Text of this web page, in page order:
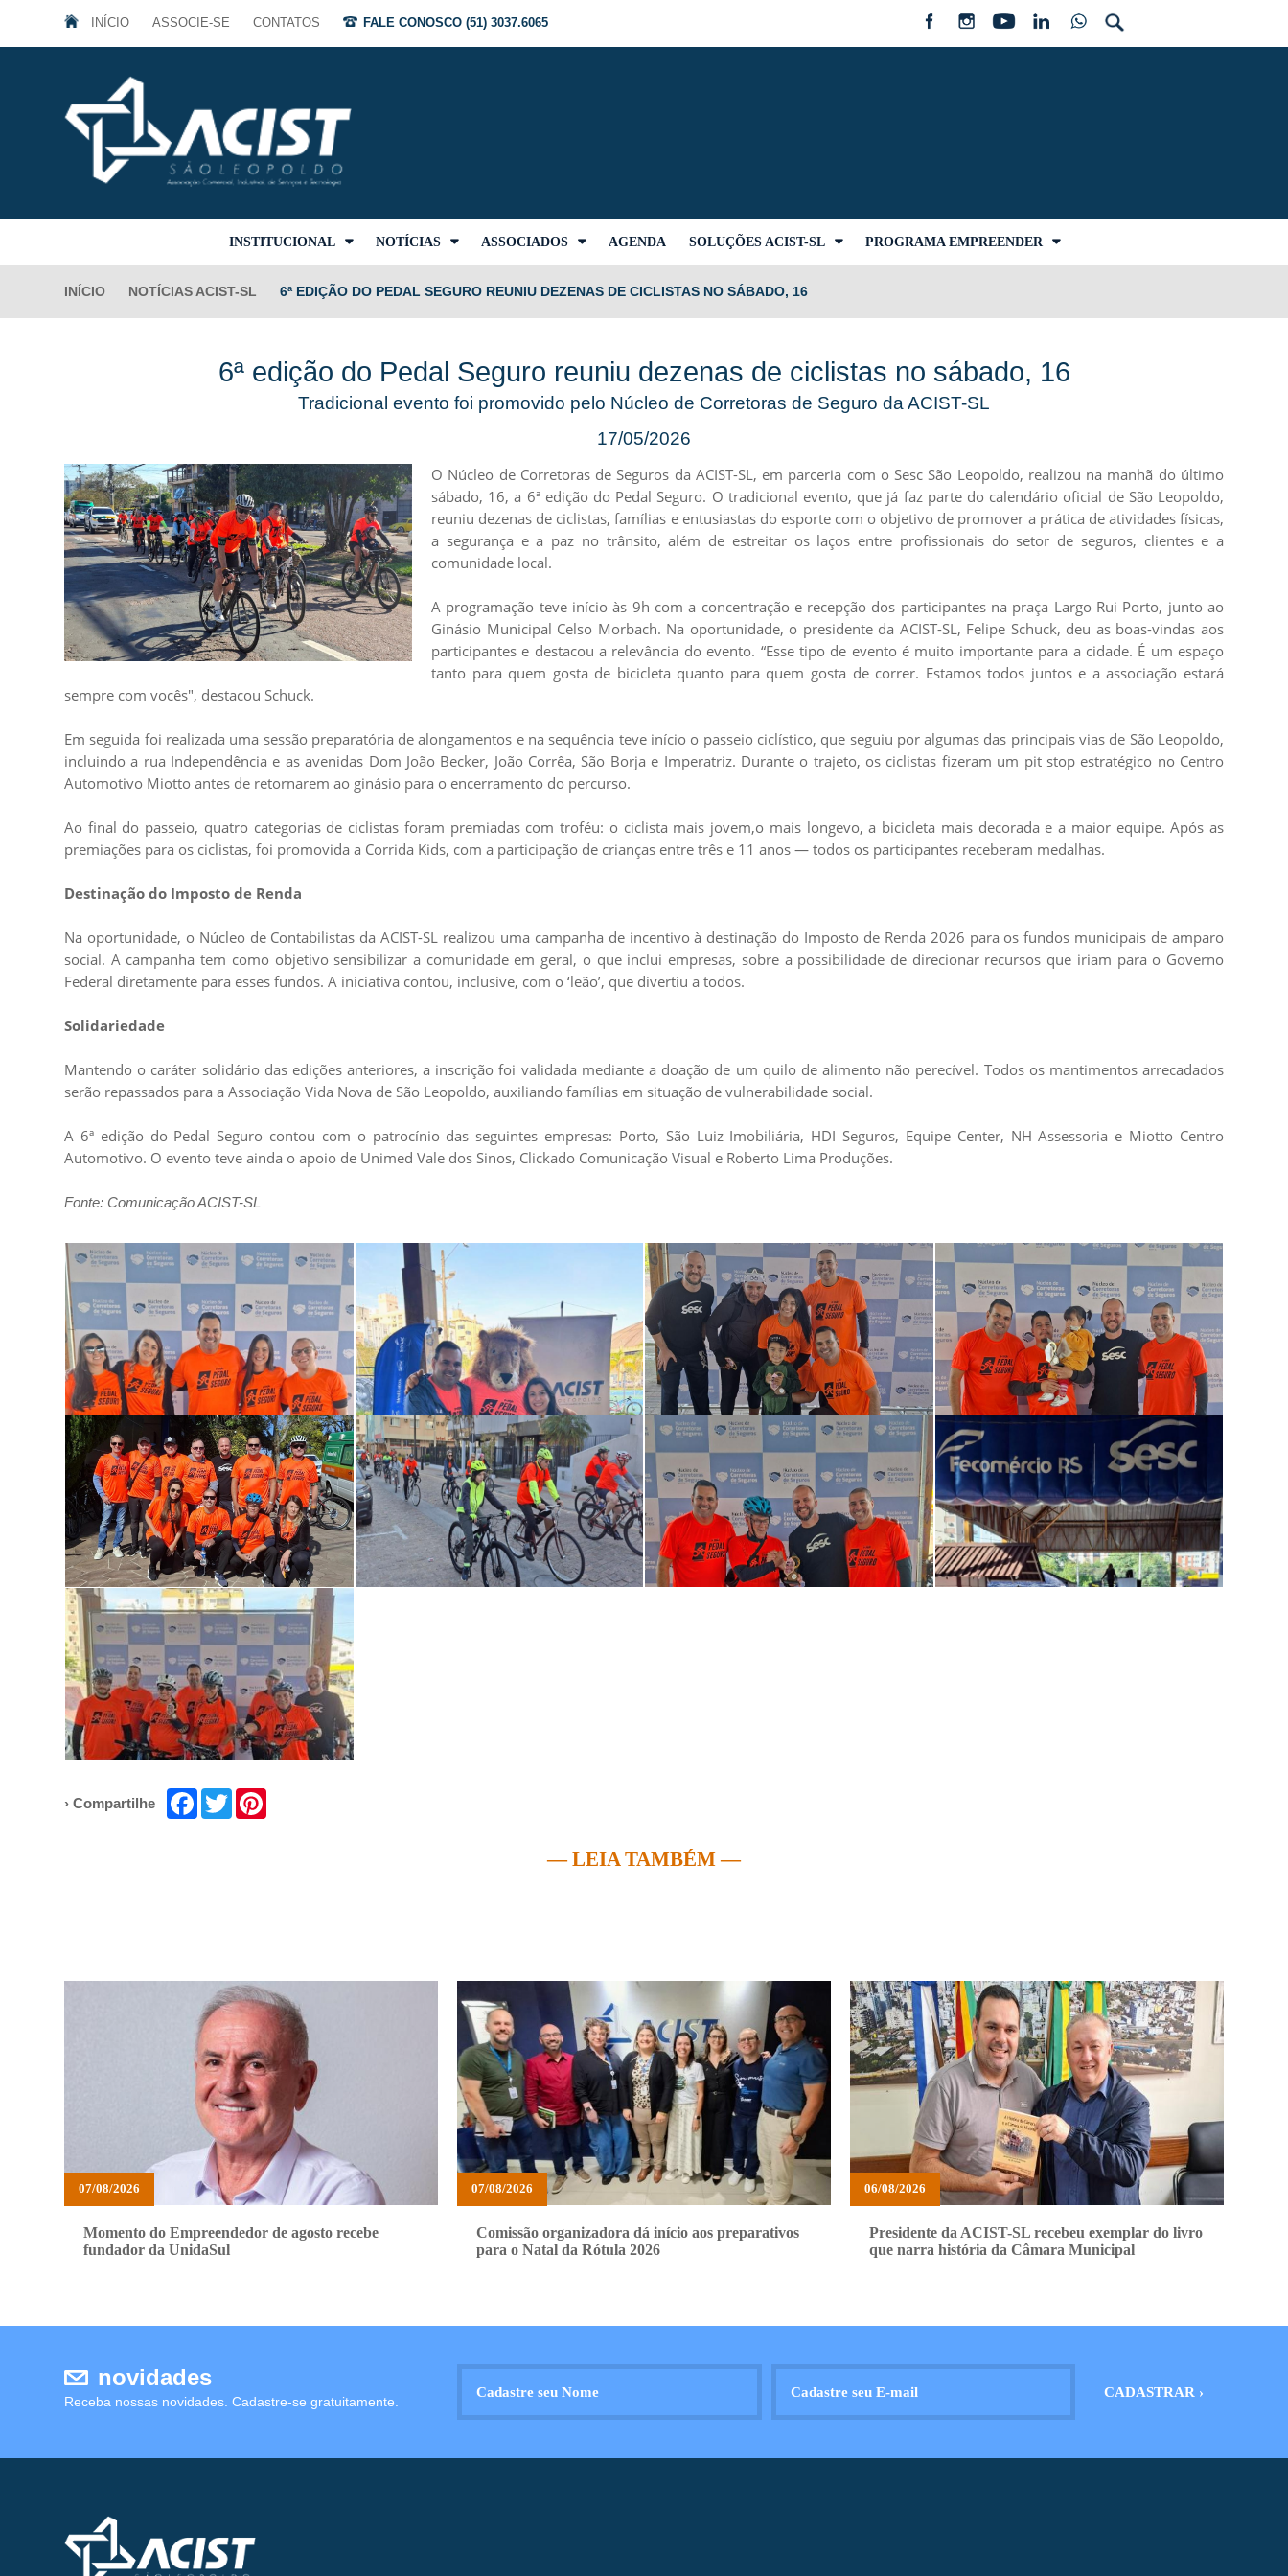
INÍCIO ASSOCIE-SE CONTATOS FALE CONOSCO (51) 3037.6065
INSTITUCIONAL NOTÍCIAS ASSOCIADOS AGENDA SOLUÇÕES ACIST-SL PROGRAMA EMPREENDER
INÍCIO NOTÍCIAS ACIST-SL 6ª EDIÇÃO DO PEDAL SEGURO REUNIU DEZENAS DE CICLISTAS NO SÁBADO, 16
6ª edição do Pedal Seguro reuniu dezenas de ciclistas no sábado, 16
Tradicional evento foi promovido pelo Núcleo de Corretoras de Seguro da ACIST-SL
17/05/2026
O Núcleo de Corretoras de Seguros da ACIST-SL, em parceria com o Sesc São Leopoldo, realizou na manhã do último
sábado, 16, a 6ª edição do Pedal Seguro. O tradicional evento, que já faz parte do calendário oficial de São Leopoldo,
reuniu dezenas de ciclistas, famílias e entusiastas do esporte com o objetivo de promover a prática de atividades físicas,
a segurança e a paz no trânsito, além de estreitar os laços entre profissionais do setor de seguros, clientes e a
comunidade local.
A programação teve início às 9h com a concentração e recepção dos participantes na praça Largo Rui Porto, junto ao
Ginásio Municipal Celso Morbach. Na oportunidade, o presidente da ACIST-SL, Felipe Schuck, deu as boas-vindas aos
participantes e destacou a relevância do evento. “Esse tipo de evento é muito importante para a cidade. É um espaço
tanto para quem gosta de bicicleta quanto para quem gosta de correr. Estamos todos juntos e a associação estará
sempre com vocês", destacou Schuck.
Em seguida foi realizada uma sessão preparatória de alongamentos e na sequência teve início o passeio ciclístico, que seguiu por algumas das principais vias de São Leopoldo,
incluindo a rua Independência e as avenidas Dom João Becker, João Corrêa, São Borja e Imperatriz. Durante o trajeto, os ciclistas fizeram um pit stop estratégico no Centro
Automotivo Miotto antes de retornarem ao ginásio para o encerramento do percurso.
Ao final do passeio, quatro categorias de ciclistas foram premiadas com troféu: o ciclista mais jovem,o mais longevo, a bicicleta mais decorada e a maior equipe. Após as
premiações para os ciclistas, foi promovida a Corrida Kids, com a participação de crianças entre três e 11 anos — todos os participantes receberam medalhas.
Destinação do Imposto de Renda
Na oportunidade, o Núcleo de Contabilistas da ACIST-SL realizou uma campanha de incentivo à destinação do Imposto de Renda 2026 para os fundos municipais de amparo
social. A campanha tem como objetivo sensibilizar a comunidade em geral, o que inclui empresas, sobre a possibilidade de direcionar recursos que iriam para o Governo
Federal diretamente para esses fundos. A iniciativa contou, inclusive, com o ‘leão’, que divertiu a todos.
Solidariedade
Mantendo o caráter solidário das edições anteriores, a inscrição foi validada mediante a doação de um quilo de alimento não perecível. Todos os mantimentos arrecadados
serão repassados para a Associação Vida Nova de São Leopoldo, auxiliando famílias em situação de vulnerabilidade social.
A 6ª edição do Pedal Seguro contou com o patrocínio das seguintes empresas: Porto, São Luiz Imobiliária, HDI Seguros, Equipe Center, NH Assessoria e Miotto Centro
Automotivo. O evento teve ainda o apoio de Unimed Vale dos Sinos, Clickado Comunicação Visual e Roberto Lima Produções.
Fonte: Comunicação ACIST-SL
› Compartilhe Facebook
Twitter
— LEIA TAMBÉM —
07/08/2026
Momento do Empreendedor de agosto recebe
fundador da UnidaSul
07/08/2026
Comissão organizadora dá início aos preparativos
para o Natal da Rótula 2026
06/08/2026
Presidente da ACIST-SL recebeu exemplar do livro
que narra história da Câmara Municipal
novidades
Receba nossas novidades. Cadastre-se gratuitamente.